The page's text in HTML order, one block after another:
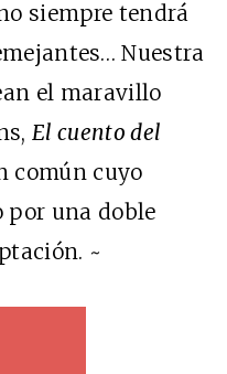
siempre tendrá
Nuestra
el maravillo
El cuento del
común cuyo
por una doble
~